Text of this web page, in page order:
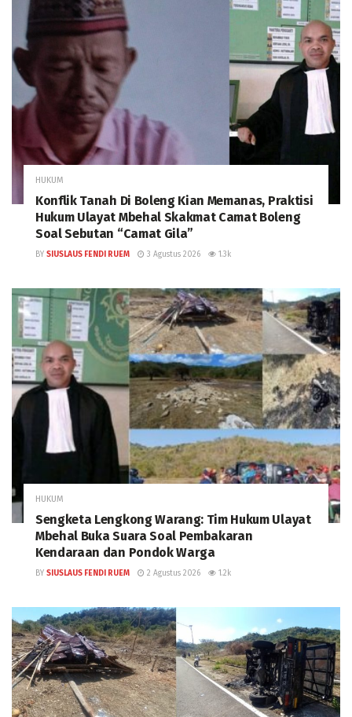
HUKUM
Konflik Tanah Di Boleng Kian Memanas, Praktisi
Hukum Ulayat Mbehal Skakmat Camat Boleng
Soal Sebutan “Camat Gila”
BY SIUSLAUS FENDI RUEM 3 Agustus 2026 1.3k
HUKUM
Sengketa Lengkong Warang: Tim Hukum Ulayat
Mbehal Buka Suara Soal Pembakaran
Kendaraan dan Pondok Warga
BY SIUSLAUS FENDI RUEM 2 Agustus 2026 1.2k